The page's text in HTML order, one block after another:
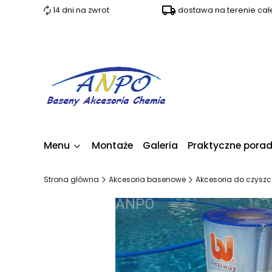
14 dni na zwrot dostawa na terenie
Menu Montaże Galeria Praktyczne
Strona główna Akcesoria basenowe Akcesoria do